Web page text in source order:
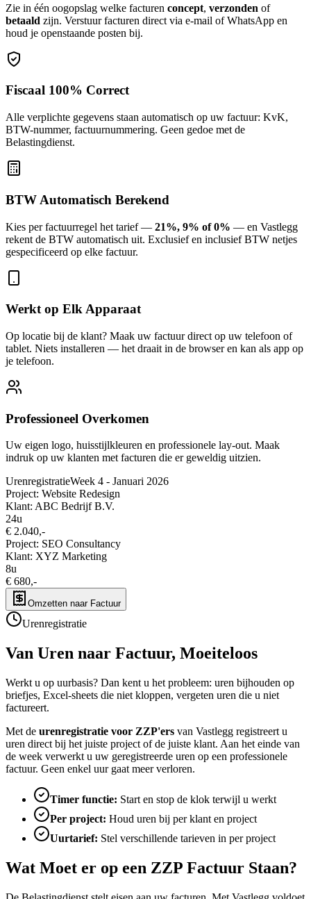
Zie in één oogopslag welke facturen concept, verzonden of
betaald zijn. Verstuur facturen direct via e-mail of WhatsApp en
houd je openstaande posten bij.
Fiscaal 100% Correct
Alle verplichte gegevens staan automatisch op uw factuur: KvK,
BTW-nummer, factuurnummering. Geen gedoe met de
Belastingdienst.
BTW Automatisch Berekend
Kies per factuurregel het tarief — 21%, 9% of 0% — en Vastlegg
rekent de BTW automatisch uit. Exclusief en inclusief BTW netjes
gespecificeerd op elke factuur.
Werkt op Elk Apparaat
Op locatie bij de klant? Maak uw factuur direct op uw telefoon of
tablet. Niets installeren — het draait in de browser en kan als app op
je telefoon.
Professioneel Overkomen
Uw eigen logo, huisstijlkleuren en professionele lay-out. Maak
indruk op uw klanten met facturen die er geweldig uitzien.
UrenregistratieWeek 4 - Januari 2026
Project: Website Redesign
Klant: ABC Bedrijf B.V.
24u
€ 2.040,-
Project: SEO Consultancy
Klant: XYZ Marketing
8u
€ 680,-
Omzetten naar Factuur
Urenregistratie
Van Uren naar Factuur, Moeiteloos
Werkt u op uurbasis? Dan kent u het probleem: uren bijhouden op
briefjes, Excel-sheets die niet kloppen, vergeten uren die u niet
factureert.
Met de urenregistratie voor ZZP'ers van Vastlegg registreert u
uren direct bij het juiste project of de juiste klant. Aan het einde van
de week verwerkt u uw geregistreerde uren op een professionele
factuur. Geen enkel uur gaat meer verloren.
Timer functie: Start en stop de klok terwijl u werkt
Per project: Houd uren bij per klant en project
Uurtarief: Stel verschillende tarieven in per project
Wat Moet er op een ZZP Factuur Staan?